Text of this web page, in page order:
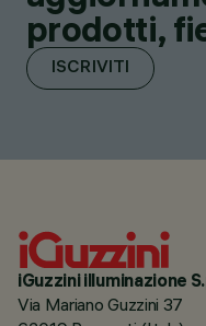
prodotti,
ISCRIVITI
iGuzzini illuminazione
Via Mariano Guzzini 37